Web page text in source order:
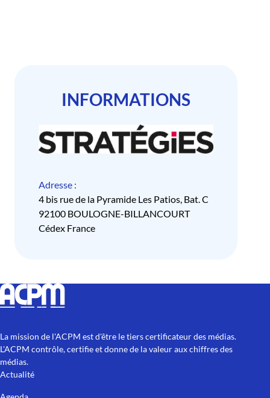
INFORMATIONS
Adresse :
4 bis rue de la Pyramide Les Patios, Bat. C
92100 BOULOGNE-BILLANCOURT
Cédex France
La mission de l'ACPM est d'être le tiers certificateur des médias.
L'ACPM contrôle, certifie et donne de la valeur aux chiffres des
médias.
Actualité